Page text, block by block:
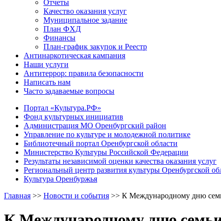
Отчеты
Качество оказания услуг
Муниципальное задание
План ФХД
Финансы
План-график закупок и Реестр
Антинаркотическая кампания
Наши услуги
Антитеррор: правила безопасности
Написать нам
Часто задаваемые вопросы
Портал «Культура.РФ»
Фонд культурных инициатив
Администрация МО Оренбургский район
Управление по культуре и молодежной политике
Библиотечный портал Оренбургской области
Министерство Культуры Российской Федерации
Результаты независимой оценки качества оказания услуг
Региональный центр развития культуры Оренбургской
Культура Оренбуржья
Главная >> Новости и события >> К Международному дню